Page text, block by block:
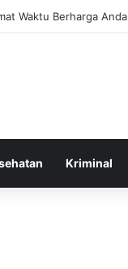
Waktu Berharga Anda
Kriminal